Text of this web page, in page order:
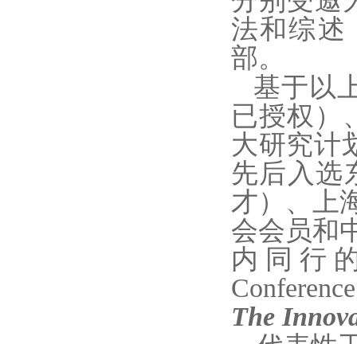
法和综述
部。
基于以
已授权）
大研究计
先后入选
才）、上
会会员和
内同行
Conference
The